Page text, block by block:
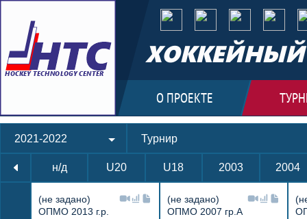
ХОККЕЙНЫЙ
О ПРОЕКТЕ
2021-2022 Турнир
н/д U20 U18 2003 2004
(не задано)
ОПМО 2013 г.р.
(не задано)
ОПМО 2007 гр.А